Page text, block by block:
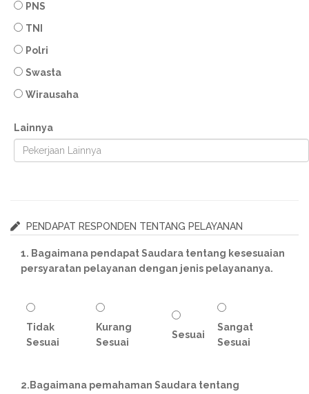
PNS
TNI
Polri
Swasta
Wirausaha
Lainnya
PENDAPAT RESPONDEN TENTANG PELAYANAN
1. Bagaimana pendapat Saudara tentang kesesuaian
persyaratan pelayanan dengan jenis pelayananya.
Tidak
Sesuai
Kurang
Sesuai
Sesuai
Sangat
Sesuai
2.Bagaimana pemahaman Saudara tentang